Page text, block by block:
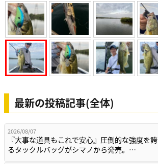
最新の投稿記事(全体)
2026/08/07
『大事な道具もこれで安心』圧倒的な強度を誇
るタックルバッグがシマノから発売。…